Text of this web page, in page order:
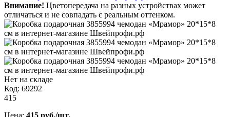
Внимание! Цветопередача на разных устройствах может
отличаться и не совпадать с реальным оттенком.
Нет на складе
Код: 69292
415
Цена: 415 руб./шт.